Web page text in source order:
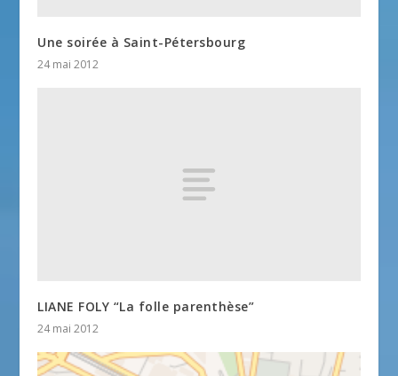
Une soirée à Saint-Pétersbourg
24 mai 2012
LIANE FOLY “La folle parenthèse”
24 mai 2012